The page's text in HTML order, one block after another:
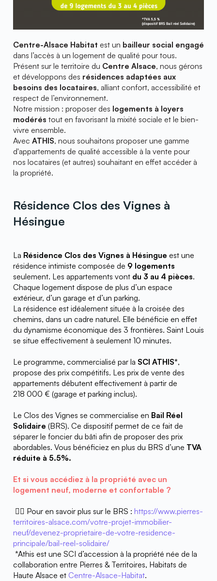
Centre-Alsace Habitat est un
dans l’accès à un logement de qualité pour tous.
Présent sur le territoire du Centre Alsace, nous gérons
et développons des résidences adaptées aux
besoins des locataires, alliant confort, accessibilité et
respect de l’environnement.
Notre mission : proposer des logements à loyers
modérés tout en favorisant la mixité sociale et le bien-
vivre ensemble.
Avec ATHIS, nous souhaitons proposer une gamme
d'appartements de qualité accessible à la vente pour
nos locataires (et autres) souhaitant en effet accéder à
la propriété.
Résidence Clos des Vignes à
Hésingue
La Résidence Clos des Vignes à Hésingue est une
résidence intimiste composée de 9 logements
seulement. Les appartements vont du 3 au 4 pièces.
Chaque logement dispose de plus d’un espace
extérieur, d’un garage et d’un parking.
La résidence est idéalement située à la croisée des
chemins, dans un cadre naturel. Elle bénéficie en effet
du dynamisme économique des 3 frontières. Saint Louis
se situe effectivement à seulement 10 minutes.
Le programme, commercialisé par la SCI ATHIS*,
propose des prix compétitifs. Les prix de vente des
appartements débutent effectivement à partir de
218 000 € (garage et parking inclus).
Le Clos des Vignes se commercialise en Bail Réel
Solidaire (BRS). Ce dispositif permet de ce fait de
séparer le foncier du bâti afin de proposer des prix
abordables. Vous bénéficiez en plus du BRS d’une TVA
réduite à 5.5%.
Et si vous accédiez à la propriété avec un
logement neuf, moderne et confortable ?
👉🏼 Pour en savoir plus sur le BRS : https://www.pierres-
territoires-alsace.com/votre-projet-immobilier-
neuf/devenez-proprietaire-de-votre-residence-
principale/bail-reel-solidaire/
*Athis est une SCI d’accession à la propriété née de la
collaboration entre Pierres & Territoires, Habitats de
Haute Alsace et Centre-Alsace-Habitat.